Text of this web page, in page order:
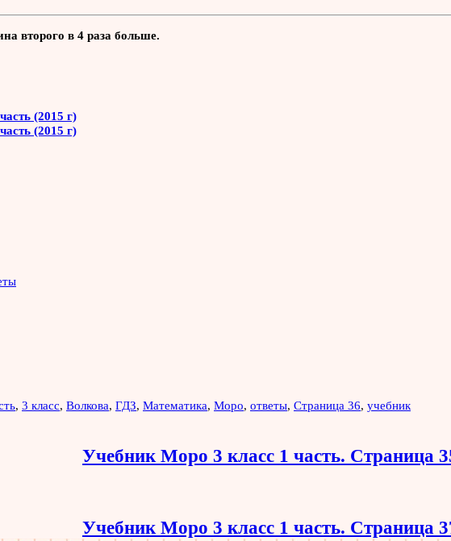
второго в 4 раза больше.
(2015 г)
(2015 г)
, 3 класс, Волкова, ГДЗ, Математика, Моро, ответы, Страница 36, учебник
Учебник Моро 3 класс 1 часть. Страница
Учебник Моро 3 класс 1 часть. Страница